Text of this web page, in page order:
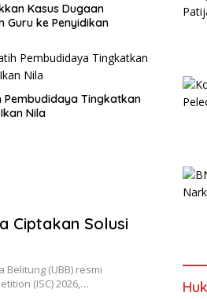
Kasus Dugaan
Guru ke Penyidikan
Pembudidaya Tingkatkan
Nila
Ciptakan Solusi
Belitung (UBB) resmi
(ISC) 2026,…